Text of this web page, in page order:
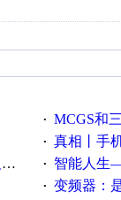
· MCGS和三
· 真相丨手机是靠
· 智能人生—一关
· 变频器：是陈